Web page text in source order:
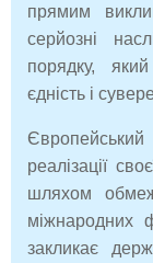
прямим
серйозні
порядку, який
єдність і
реалізації
шляхом
міжнародних
закликає